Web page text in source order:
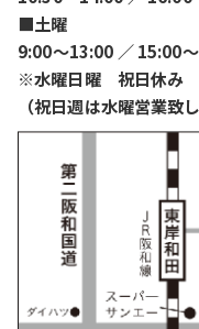
■土曜
9:00〜13:00 ／ 15:00
※水曜日曜 祝日休み
（祝日週は水曜営業致